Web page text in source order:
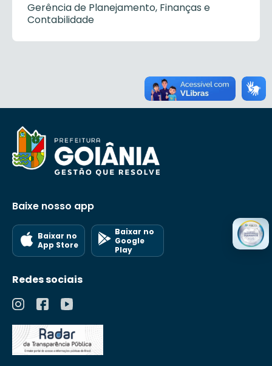
Gerência de Planejamento, Finanças e
Contabilidade
Baixe nosso app
Baixar no
App Store
Baixar no
Google
Play
Redes sociais